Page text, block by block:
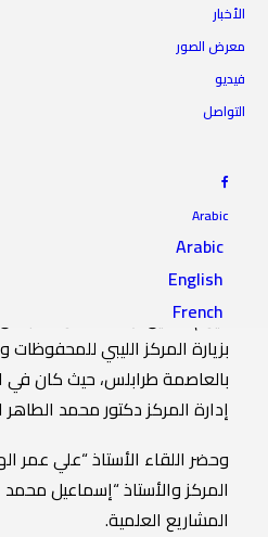
الأخبار
معرض الصور
فيديو
التواصل
Arabic
Arabic
English
French
الرئيس يزور
للمحفوظات
قامرئيس
اليومالاثنين،
بزيارة المركز الليبيللمحفوظات
بالعاصمةطرابلس، حيثكانفي
إدارة المركزدكتورمحمد الطاهر
وحضر اللقاء الأستاذ“عليعمر
المركزوالأستاذ“إسماعيلمحمد
المشاريع العلمية.